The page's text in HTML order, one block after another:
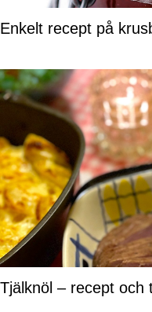
Enkelt recept på
Tjälknöl – recept och